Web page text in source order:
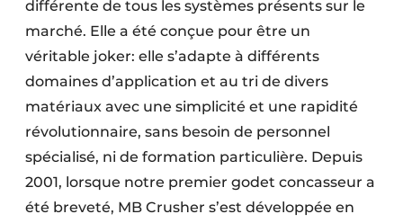
différente de tous les systèmes présents sur le
marché. Elle a été conçue pour être un
véritable joker: elle s’adapte à différents
domaines d’application et au tri de divers
matériaux avec une simplicité et une rapidité
révolutionnaire, sans besoin de personnel
spécialisé, ni de formation particulière. Depuis
2001, lorsque notre premier godet concasseur a
été breveté, MB Crusher s’est développée en